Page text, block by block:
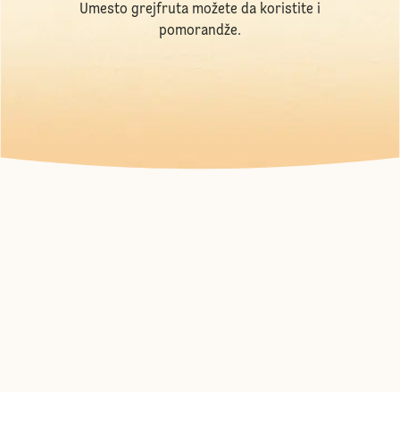
Umesto grejfruta možete da koristite i
pomorandže.